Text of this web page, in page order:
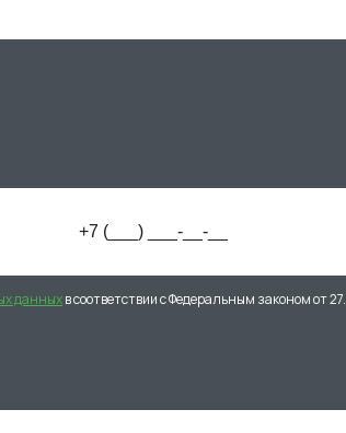
данныхв соответствии с Федеральным законом от